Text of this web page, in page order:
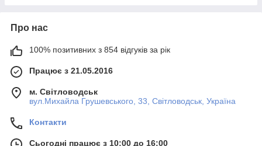
Про нас
100% позитивних з 854 відгуків за рік
Працює з 21.05.2016
м. Світловодськ
вул.Михайла Грушевського, 33, Світловодськ, Україна
Контакти
Сьогодні працює з 10:00 до 16:00